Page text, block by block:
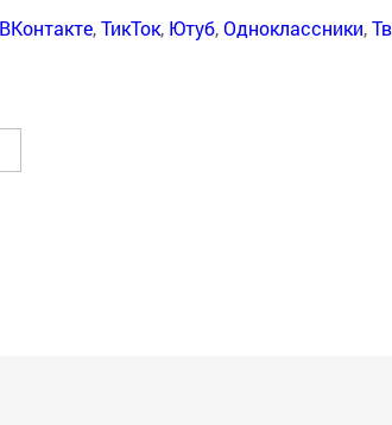
ВКонтакте,ТикТок, Ютуб,Одноклассники,